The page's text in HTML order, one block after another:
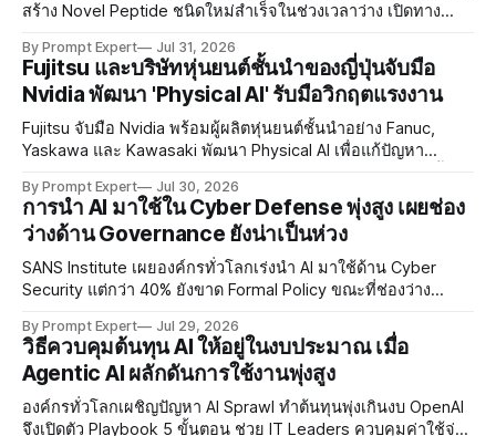
สร้าง Novel Peptide ชนิดใหม่สำเร็จในช่วงเวลาว่าง เปิดทาง
ประชากรที่ขาดข้อมูลการวิจัย
By Prompt Expert Jul 31, 2026
Fujitsu และบริษัทหุ่นยนต์ชั้นนำของญี่ปุ่นจับมือ
Nvidia พัฒนา 'Physical AI' รับมือวิกฤตแรงงาน
Fujitsu จับมือ Nvidia พร้อมผู้ผลิตหุ่นยนต์ชั้นนำอย่าง Fanuc,
Yaskawa และ Kawasaki พัฒนา Physical AI เพื่อแก้ปัญหา
By Prompt Expert Jul 30, 2026
การนำ AI มาใช้ใน Cyber Defense พุ่งสูง เผยช่อง
ว่างด้าน Governance ยังน่าเป็นห่วง
SANS Institute เผยองค์กรทั่วโลกเร่งนำ AI มาใช้ด้าน Cyber
Security แต่กว่า 40% ยังขาด Formal Policy ขณะที่ช่องว่าง
Governance ที่ยังน่าเป็นห่วง
By Prompt Expert Jul 29, 2026
วิธีควบคุมต้นทุน AI ให้อยู่ในงบประมาณ เมื่อ
Agentic AI ผลักดันการใช้งานพุ่งสูง
องค์กรทั่วโลกเผชิญปัญหา AI Sprawl ทำต้นทุนพุ่งเกินงบ OpenAI
จึงเปิดตัว Playbook 5 ขั้นตอน ช่วย IT Leaders ควบคุมค่าใช้จ่าย